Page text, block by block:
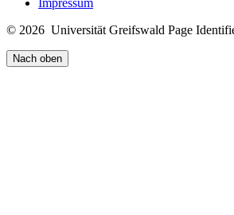
Impressum
© 2026 Universität Greifswald Page
Nach oben